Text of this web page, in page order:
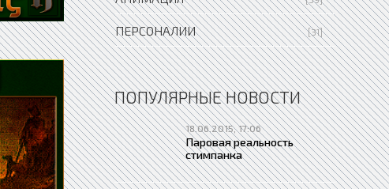
ПЕРСОНАЛИИ [31]
ПОПУЛЯРНЫЕ НОВОСТИ
18.06.2015, 17:06
Паровая реальность
стимпанка